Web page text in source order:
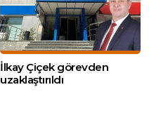
İlkay Çiçek görevden
uzaklaştırıldı